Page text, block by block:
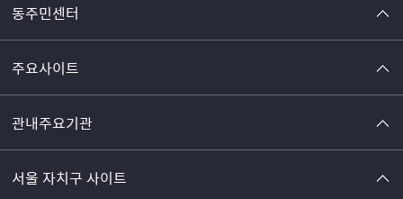
동주민센터
주요사이트
관내주요기관
서울 자치구 사이트